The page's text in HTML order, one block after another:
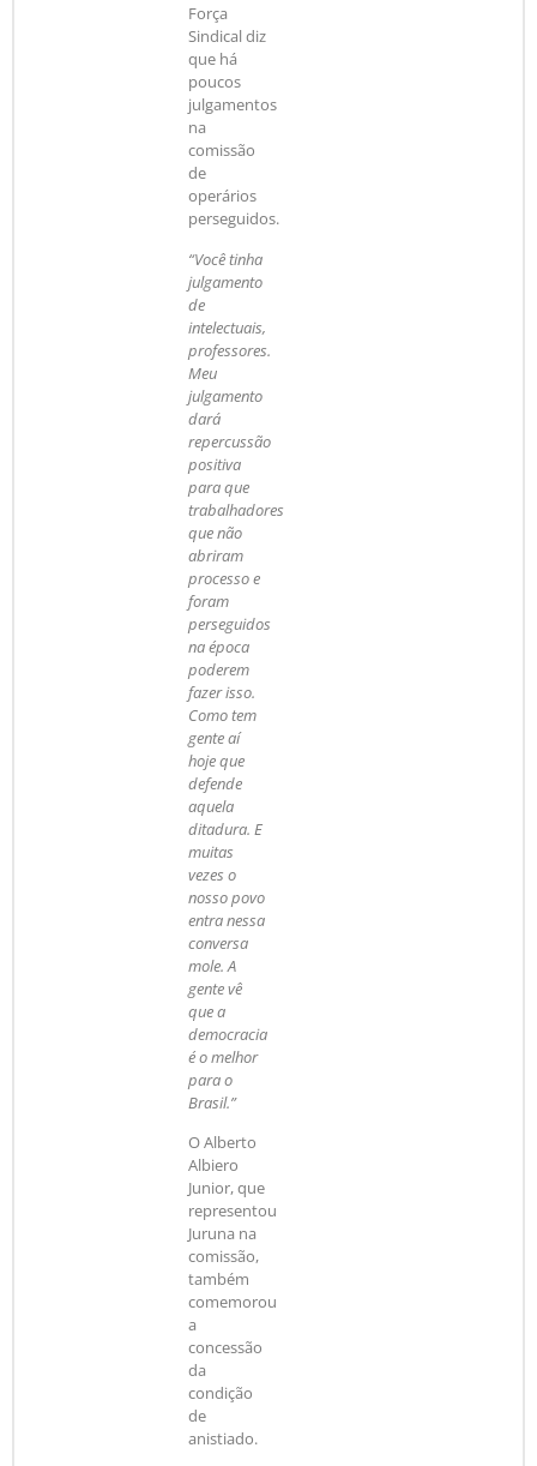
Força
Sindical diz
que há
poucos
julgamentos
na
comissão
de
operários
perseguidos.
“Você tinha
julgamento
de
intelectuais,
professores.
Meu
julgamento
dará
repercussão
positiva
para que
trabalhadores
que não
abriram
processo e
foram
perseguidos
na época
poderem
fazer isso.
Como tem
gente aí
hoje que
defende
aquela
ditadura. E
muitas
vezes o
nosso povo
entra nessa
conversa
mole. A
gente vê
que a
democracia
é o melhor
para o
Brasil.”
O Alberto
Albiero
Junior, que
representou
Juruna na
comissão,
também
comemorou
a
concessão
da
condição
de
anistiado.